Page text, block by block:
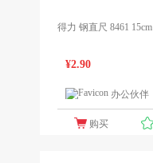
得力 钢直尺 8461 15cm
¥2.90
办公伙伴
购买